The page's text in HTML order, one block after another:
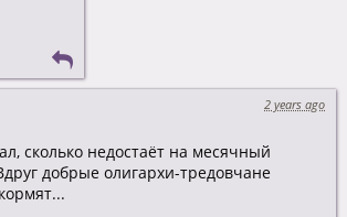
2 years ago
сколько недостаёт на месячный
добрые олигархи-тредовчане